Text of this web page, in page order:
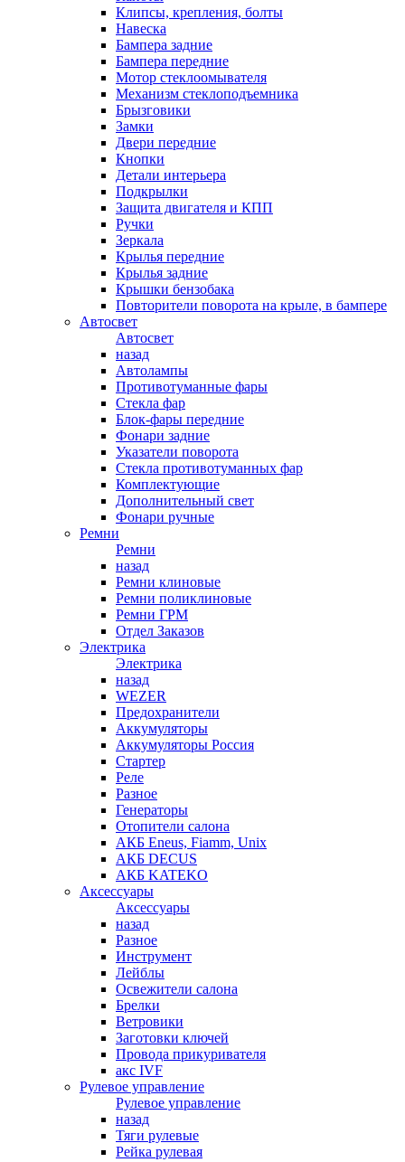
Клипсы, крепления, болты
Навеска
Бампера задние
Бампера передние
Мотор стеклоомывателя
Механизм стеклоподъемника
Брызговики
Замки
Двери передние
Кнопки
Детали интерьера
Подкрылки
Защита двигателя и КПП
Ручки
Зеркала
Крылья передние
Крылья задние
Крышки бензобака
Повторители поворота на крыле, в бампере
Автосвет
Автосвет
назад
Автолампы
Противотуманные фары
Стекла фар
Блок-фары передние
Фонари задние
Указатели поворота
Стекла противотуманных фар
Комплектующие
Дополнительный свет
Фонари ручные
Ремни
Ремни
назад
Ремни клиновые
Ремни поликлиновые
Ремни ГРМ
Отдел Заказов
Электрика
Электрика
назад
WEZER
Предохранители
Аккумуляторы
Аккумуляторы Россия
Стартер
Реле
Разное
Генераторы
Отопители салона
АКБ Eneus, Fiamm, Unix
АКБ DECUS
АКБ KATEKO
Аксессуары
Аксессуары
назад
Разное
Инструмент
Лейблы
Освежители салона
Брелки
Ветровики
Заготовки ключей
Провода прикуривателя
акс IVF
Рулевое управление
Рулевое управление
назад
Тяги рулевые
Рейка рулевая